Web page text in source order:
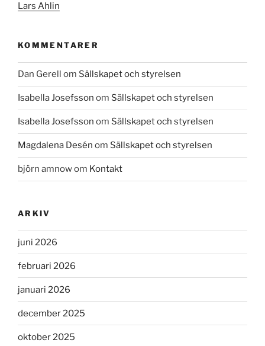
Lars Ahlin
KOMMENTARER
Dan Gerell om Sällskapet och styrelsen
Isabella Josefsson om Sällskapet och styrelsen
Isabella Josefsson om Sällskapet och styrelsen
Magdalena Desén om Sällskapet och styrelsen
björn amnowom Kontakt
ARKIV
juni 2026
februari 2026
januari 2026
december 2025
oktober 2025